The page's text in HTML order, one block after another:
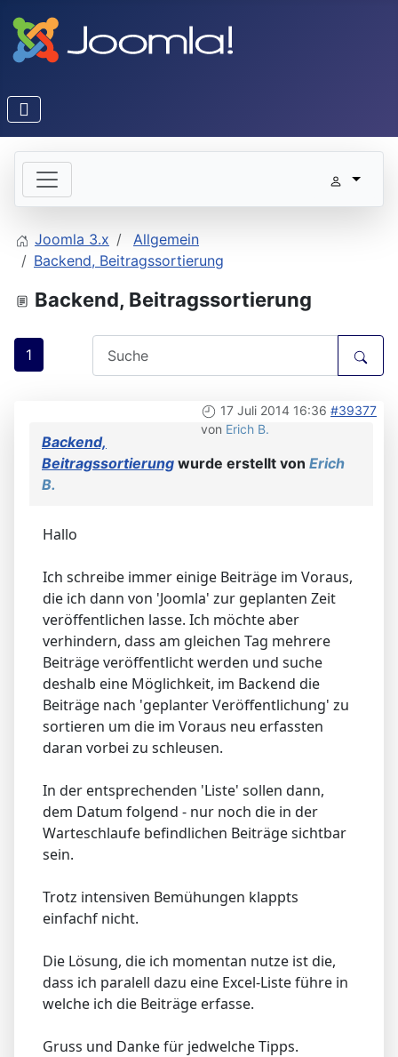
Joomla 3.x
Allgemein
Backend, Beitragssortierung
Backend, Beitragssortierung
1
17 Juli 2014 16:36 #39377
von Erich B.
Backend,
Beitragssortierung wurde erstellt von Erich
B.
Hallo
Ich schreibe immer einige Beiträge im Voraus,
die ich dann von 'Joomla' zur geplanten Zeit
veröffentlichen lasse. Ich möchte aber
verhindern, dass am gleichen Tag mehrere
Beiträge veröffentlicht werden und suche
deshalb eine Möglichkeit, im Backend die
Beiträge nach 'geplanter Veröffentlichung' zu
sortieren um die im Voraus neu erfassten
daran vorbei zu schleusen.
In der entsprechenden 'Liste' sollen dann,
dem Datum folgend - nur noch die in der
Warteschlaufe befindlichen Beiträge sichtbar
sein.
Trotz intensiven Bemühungen klappts
einfachf nicht.
Die Lösung, die ich momentan nutze ist die,
dass ich paralell dazu eine Excel-Liste führe in
welche ich die Beiträge erfasse.
Gruss und Danke für jedwelche Tipps.